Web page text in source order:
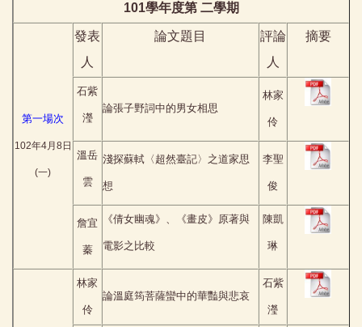
101學年度第 二學期
第一場次
102年4月8日
(一)
發表
人
論文題目
評論
人
摘要
石紫
瀅
論張子野詞中的男女相思
林家
伶
溫岳
雲
淺探蘇軾〈超然臺記〉之道家思
想
李聖
俊
詹宜
蓁
《倩女幽魂》、《畫皮》原著與
電影之比較
陳凱
琳
林家
伶
論溫庭筠菩薩蠻中的華豔與悲哀
石紫
瀅